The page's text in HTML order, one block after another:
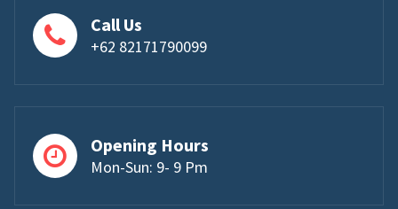
Call Us
+62 82171790099
Opening Hours
Mon-Sun: 9- 9 Pm